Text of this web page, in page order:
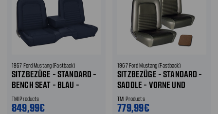
1967 Ford Mustang (Fastback)
SITZBEZÜGE - STANDARD -
BENCH SEAT - BLAU -
VORNE UND HINTEN
TMI Products
849,99€
1967 Ford Mustang (Fastback)
SITZBEZÜGE - STANDARD -
SADDLE - VORNE UND
HINTEN
TMI Products
779,99€